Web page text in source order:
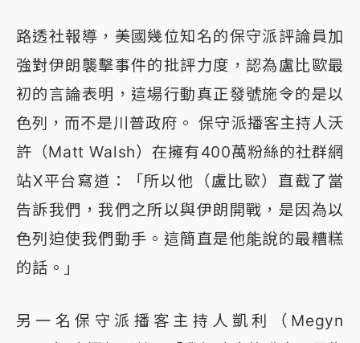
路透社報導，美國幾位知名的保守派評論員加
強對伊朗襲擊事件的批評力度，認為盧比歐最
初的言論表明，這場行動真正發號施令的是以
色列，而不是川普政府。 保守派播客主持人沃
許（Matt Walsh）在擁有400萬粉絲的社群網
站X平台寫道：「所以他（盧比歐）直截了當
告訴我們，我們之所以與伊朗開戰，是因為以
色列迫使我們動手。這簡直是他能說的最糟糕
的話。」
另一名保守派播客主持人凱利（Megyn